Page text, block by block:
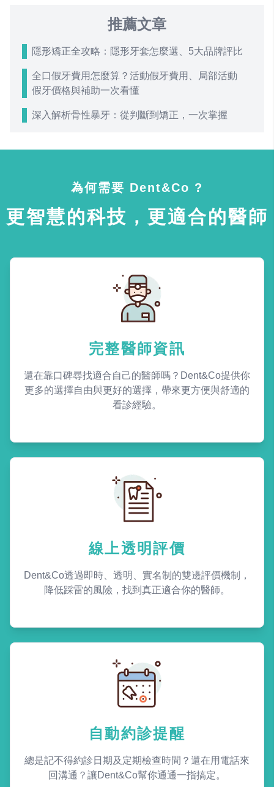
推薦文章
隱形矯正全攻略：隱形牙套怎麼選、5大品牌評比
全口假牙費用怎麼算？活動假牙費用、局部活動
假牙價格與補助一次看懂
深入解析骨性暴牙：從判斷到矯正，一次掌握
為何需要 Dent&Co ?
更智慧的科技，更適合的醫師
完整醫師資訊
還在靠口碑尋找適合自己的醫師嗎？Dent&Co提供你
更多的選擇自由與更好的選擇，帶來更方便與舒適的
看診經驗。
線上透明評價
Dent&Co透過即時、透明、實名制的雙邊評價機制，
降低踩雷的風險，找到真正適合你的醫師。
自動約診提醒
總是記不得約診日期及定期檢查時間？還在用電話來
回溝通？讓Dent&Co幫你通通一指搞定。